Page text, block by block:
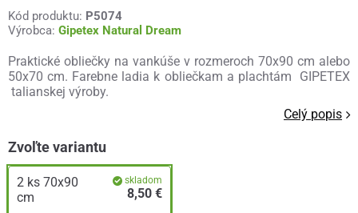
Kód produktu: P5074
Výrobca: Gipetex Natural Dream
Praktické obliečky na vankúše v rozmeroch 70x90 cm alebo
50x70 cm. Farebne ladia k obliečkam a plachtám GIPETEX
talianskej výroby.
Celý popis
Zvoľte variantu
2 ks 70x90
cm
skladom
8,50 €